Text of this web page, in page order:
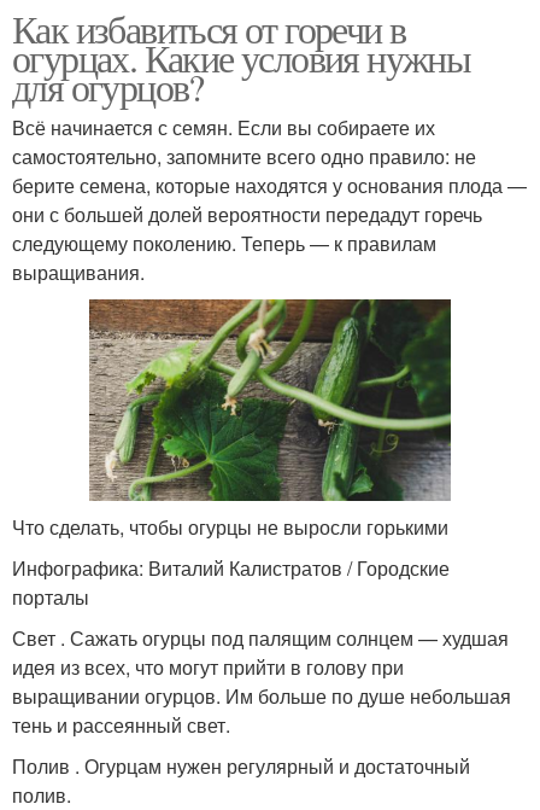
Как избавиться от горечи в
огурцах. Какие условия нужны
для огурцов?
Всё начинается с семян. Если вы собираете их
самостоятельно, запомните всего одно правило: не
берите семена, которые находятся у основания плода —
они с большей долей вероятности передадут горечь
следующему поколению. Теперь — к правилам
выращивания.
Что сделать, чтобы огурцы не выросли горькими
Инфографика: Виталий Калистратов / Городские
порталы
Свет . Сажать огурцы под палящим солнцем — худшая
идея из всех, что могут прийти в голову при
выращивании огурцов. Им больше по душе небольшая
тень и рассеянный свет.
Полив . Огурцам нужен регулярный и достаточный
полив.